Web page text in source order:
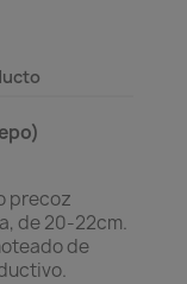
precoz
de 20-22cm.
de